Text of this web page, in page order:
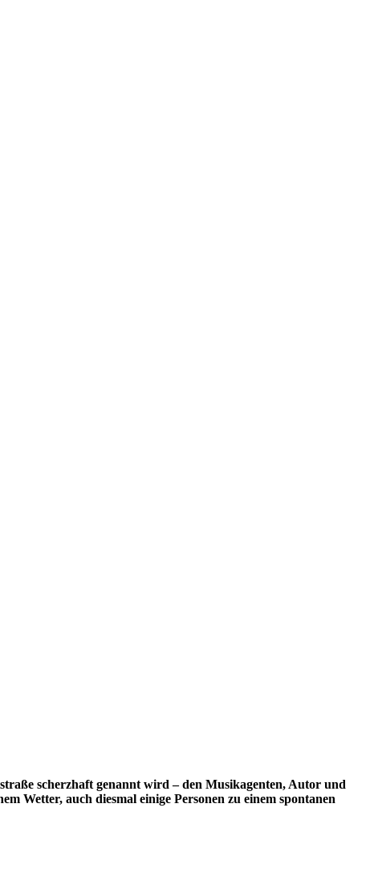
scherzhaft genannt wird – den Musikagenten, Autor und
Wetter, auch diesmal einige Personen zu einem spontanen